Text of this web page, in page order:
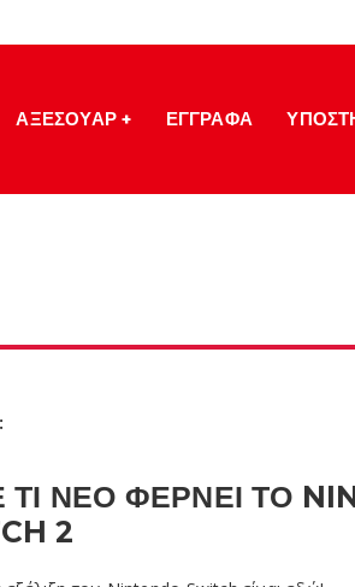
ΑΞΕΣΟΥΑΡ ΕΓΓΡΑΦΑ
ΤΙ ΝΕΟ ΦΕΡΝΕΙ ΤΟ
2